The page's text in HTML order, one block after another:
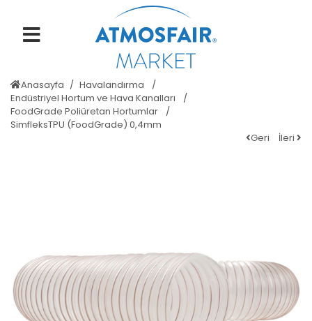
Anasayfa
Havalandırma
Endüstriyel Hortum ve Hava Kanalları
FoodGrade Poliüretan Hortumlar
SimfleksTPU (FoodGrade) 0,4mm
Geri
İleri